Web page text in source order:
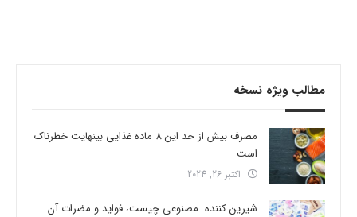
مطالب ویژه نسخه
مصرف بیش از حد این 8 ماده غذایی بینهایت خطرناک
است
اکتبر 26, 2024
شیرین کننده مصنوعی چیست، فواید و مضرات آن